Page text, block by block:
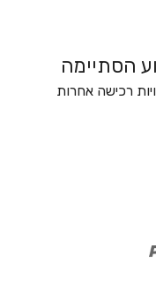
הסתיימה
רכישה אחרות